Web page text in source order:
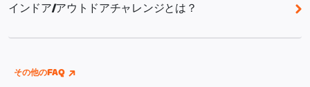
デルが入荷します。
インドア/アウトドアチャレンジとは？
Wahoo、Garmin、またはHammerheadのアカウント
距離がすべてチャレンジの進捗に反映されます。
その他のFAQ